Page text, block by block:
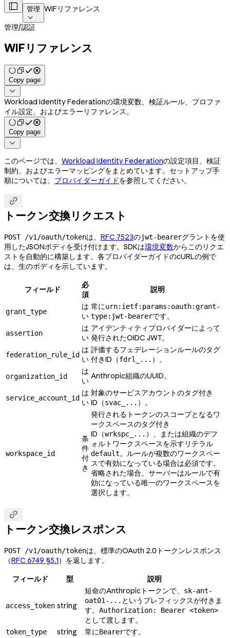
 管理

WIFリファレンス
管理/認証
WIFリファレンス
Copy page

Workload Identity Federationの環境変数、検証ルール、プロファ
イル設定、およびエラーリファレンス。
Copy page

このページでは、 Workload Identity Federationの設定項目、検証
制約、およびエラーマッピングをまとめています。セットアップ手
順については、 プロバイダーガイドを参照してください。

トークン交換リクエスト
POST /v1/oauth/tokenは、 RFC 7523のjwt-bearerグラントを使
用したJSONボディを受け付けます。SDKは環境変数からこのリクエ
ストを自動的に構築します。各プロバイダーガイドのcURLの例で
は、生のボディを示しています。
フィールド
必
須
説明
grant_type
は
い
常にurn:ietf:params:oauth:grant-
type:jwt-bearerです。
assertion
は
い
アイデンティティプロバイダーによって
発行されたOIDC JWT。
federation_rule_id
は
い
評価するフェデレーションルールのタグ
付きID（fdrl_... ）。
organization_id
は
い
Anthropic組織のUUID。
service_account_id
は
い
対象のサービスアカウントのタグ付き
ID（svac_... ）。
workspace_id
条
件
付
き
発行されるトークンのスコープとなるワ
ークスペースのタグ付き
ID（wrkspc_... ）、または組織のデフ
ォルトワークスペースを示すリテラル
default。ルールが複数のワークスペー
スで有効になっている場合は必須です。
省略された場合、サーバーはルールで有
効になっている唯一のワークスペースを
選択します。

トークン交換レスポンス
POST /v1/oauth/tokenは、標準のOAuth 2.0トークンレスポンス
（RFC 6749 §5.1）を返します。
フィールド
型 説明
access_token string
短命のAnthropicトークンで、
sk-ant-
oat01-... というプレフィックスが付きま
す。 Authorization: Bearer <token>
として渡します。
token_type string 常にBearerです。